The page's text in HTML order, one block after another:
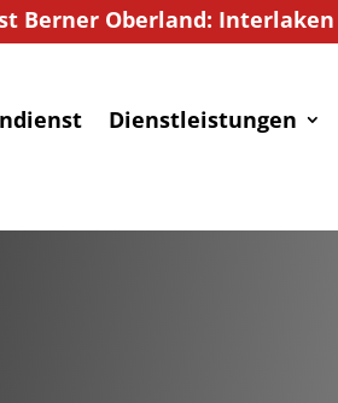
Oberland: Interlaken
Dienstleistungen